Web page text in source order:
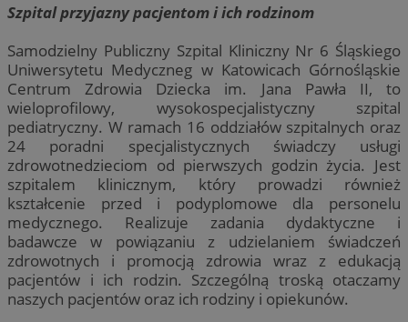
Szpital przyjazny pacjentom i ich rodzinom
Samodzielny Publiczny Szpital Kliniczny Nr 6 Śląskiego
Uniwersytetu Medyczneg w Katowicach Górnośląskie
Centrum Zdrowia Dziecka im. Jana Pawła II, to
wieloprofilowy, wysokospecjalistyczny szpital
pediatryczny. W ramach 16 oddziałów szpitalnych oraz
24 poradni specjalistycznych świadczy usługi
zdrowotnedzieciom od pierwszych godzin życia. Jest
szpitalem klinicznym, który prowadzi również
kształcenie przed i podyplomowe dla personelu
medycznego. Realizuje zadania dydaktyczne i
badawcze w powiązaniu z udzielaniem świadczeń
zdrowotnych i promocją zdrowia wraz z edukacją
pacjentów i ich rodzin. Szczególną troską otaczamy
naszych pacjentów oraz ich rodziny i opiekunów.